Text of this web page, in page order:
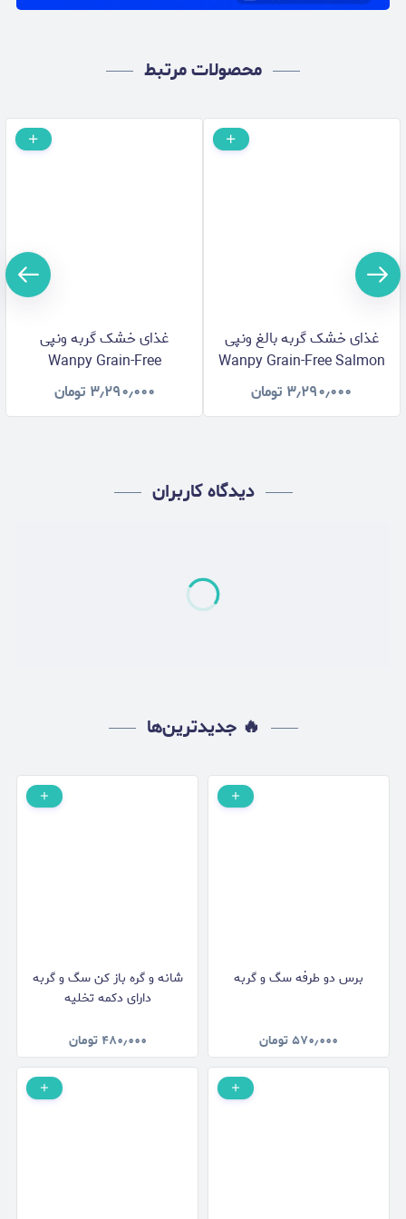
محصولات مرتبط
غذای خشک گربه بالغ ونپی
Wanpy Grain-Free Salmon
کیلوگرم
۳٫۲۹۰٫۰۰۰ تومان
غذای خشک گربه ونپی
Wanpy Grain-Free
Sterilised مدل عقیم شده با
طعم ماهی تن و سالمون وزن
۳٫۲۹۰٫۰۰۰ تومان
دیدگاه کاربران
🔥 جدیدترین‌ها
برس دو طرفه سگ و گربه
۵۷۰٫۰۰۰تومان
شانه و گره باز کن سگ و گربه
دارای دکمه تخلیه
۴۸۰٫۰۰۰ تومان